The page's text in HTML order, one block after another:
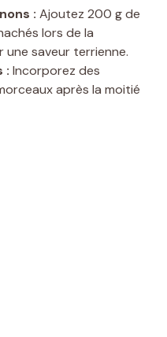
: Ajoutez 200 g de
lors de la
saveur terrienne.
: Incorporez des
après la moitié